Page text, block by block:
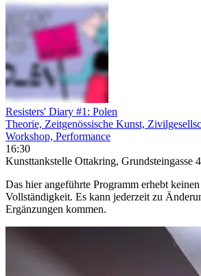
Resisters' Diary #1: Polen
Theorie, Zeitgenössische Kunst,
Workshop, Performance
16:30
Kunsttankstelle Ottakring, Grundsteingasse
Das hier angeführte Programm erhebt
Vollständigkeit. Es kann jederzeit zu
Ergänzungen kommen.